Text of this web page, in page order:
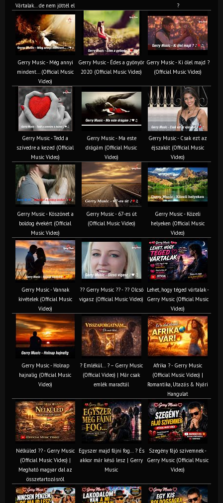
Vártalak… de nem jöttél el
?
Gerry Music - Még annyi
mindent... (Official Music
Video)
Gerry Music - Édes a gyönyör
2020 (Official Music Video)
Gerry Music - Ki ölel majd ?
(Official Music Video)
Gerry Music - Tedd a
szívedre a kezed (Official
Music Video)
Gerry Music - Ma este
drágám (Official Music
Video)
Gerry Music - Csak ezt az
éjszakát (Official Music
Video)
Gerry Music - Köszönet a
boldog évekért (Official
Music Video)
Gerry Music - 67-es út
(Official Music Video)
Gerry Music - Közeli
helyeken (Official Music
Video)
Gerry Music - Vannak
kivételek (Official Music
Video)
?? Gerry Music ?? - ?? Olcsó
vigasz (Official Music Video)
Lehet, hogy téged vártalak -
Gerry Music (Official Music
Video)
Gerry Music - Holnap
hajnalig (Official Music
Video)
? Emlékül… ? – Gerry Music
(Official Video) | Már csak
emlék maradtál
Afrika ? - Gerry Music
(Official Music Video) |
Romantika, Utazás & Nyári
Hangulat
Nélküled ?? - Gerry Music
(Official Music Video) |
Megható magyar dal az
összetartozásról
Egyszer majd fájni fog… ? És
akkor már késő lesz | Gerry
Music
Szegény fájó szívemnek -
Gerry Music (Official Music
Video)